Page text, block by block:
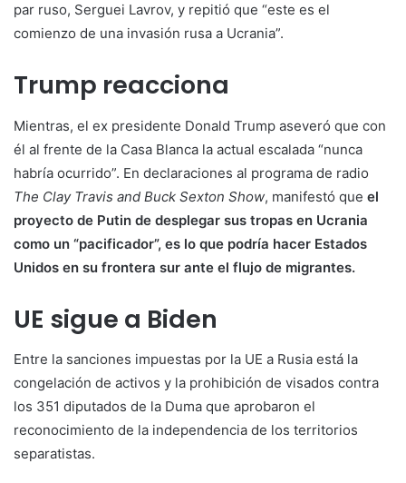
par ruso, Serguei Lavrov, y repitió que “este es el
comienzo de una invasión rusa a Ucrania”.
Trump reacciona
Mientras, el ex presidente Donald Trump aseveró que con
él al frente de la Casa Blanca la actual escalada “nunca
habría ocurrido”. En declaraciones al programa de radio
The Clay Travis and Buck Sexton Show, manifestó que el
proyecto de Putin de desplegar sus tropas en Ucrania
como un “pacificador”, es lo que podría hacer Estados
Unidos en su frontera sur ante el flujo de migrantes.
UE sigue a Biden
Entre la sanciones impuestas por la UE a Rusia está la
congelación de activos y la prohibición de visados contra
los 351 diputados de la Duma que aprobaron el
reconocimiento de la independencia de los territorios
separatistas.